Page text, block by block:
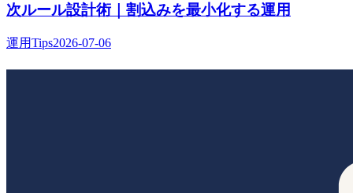
次ルール設計術｜割込みを最小化する運用
運用Tips2026-07-06